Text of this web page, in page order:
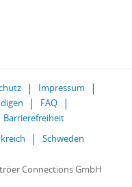
Impressum
FAQ
Barrierefreiheit
Schweden
Connections GmbH